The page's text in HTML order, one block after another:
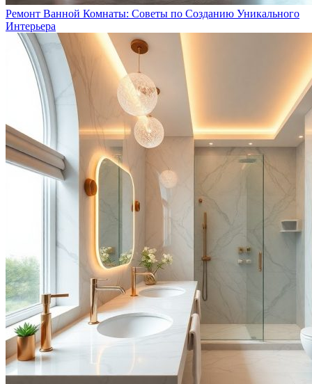
Ремонт Ванной Комнаты: Советы по Созданию Уникального
Интерьера